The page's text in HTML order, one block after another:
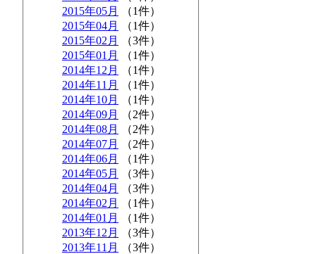
2015年05月
（1件）
2015年04月
（1件）
2015年02月
（3件）
2015年01月
（1件）
2014年12月
（1件）
2014年11月
（1件）
2014年10月
（1件）
2014年09月
（2件）
2014年08月
（2件）
2014年07月
（2件）
2014年06月
（1件）
2014年05月
（3件）
2014年04月
（3件）
2014年02月
（1件）
2014年01月
（1件）
2013年12月
（3件）
2013年11月
（3件）